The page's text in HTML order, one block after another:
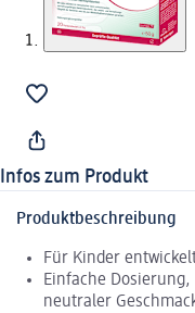
Infos zum Produkt
Produktbeschreibung
Für Kinder
Einfache
neutraler